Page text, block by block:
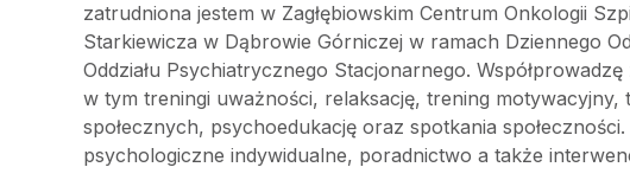
zatrudniona jestem w Zagłębiowskim Centrum Onkologii
Starkiewicza w Dąbrowie Górniczej w ramach Dziennego
Oddziału Psychiatrycznego Stacjonarnego.
w tym treningi uważności, relaksację, trening motywacyjny,
społecznych, psychoedukację oraz spotkania
psychologiczne indywidualne, poradnictwo a także